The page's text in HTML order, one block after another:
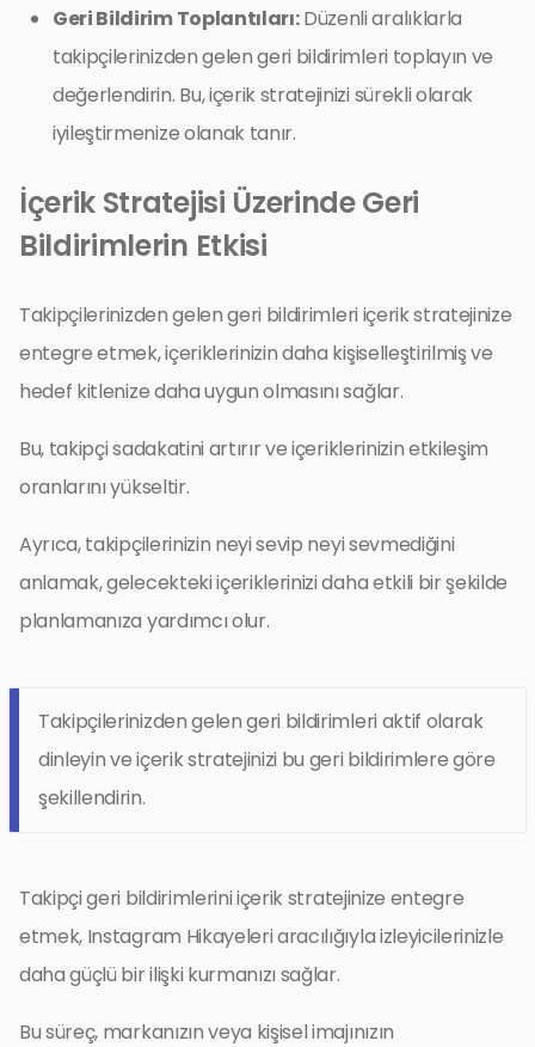
Geri Bildirim Toplantıları:Düzenli aralıklarla
takipçilerinizden gelen geri bildirimleri toplayın ve
değerlendirin. Bu, içerik stratejinizi sürekli olarak
iyileştirmenize olanak tanır.
İçerik Stratejisi Üzerinde Geri
Bildirimlerin Etkisi
Takipçilerinizden gelen geri bildirimleri içerik stratejinize
entegre etmek, içeriklerinizin daha kişiselleştirilmiş ve
hedef kitlenize daha uygun olmasını sağlar.
Bu, takipçi sadakatini artırır ve içeriklerinizin etkileşim
oranlarını yükseltir.
Ayrıca, takipçilerinizin neyi sevip neyi sevmediğini
anlamak, gelecekteki içeriklerinizi daha etkili bir şekilde
planlamanıza yardımcı olur.
Takipçilerinizden gelen geri bildirimleri aktif olarak
dinleyin ve içerik stratejinizi bu geri bildirimlere göre
şekillendirin.
Takipçi geri bildirimlerini içerik stratejinize entegre
etmek, Instagram Hikayeleri aracılığıyla izleyicilerinizle
daha güçlü bir ilişki kurmanızı sağlar.
Bu süreç, markanızın veya kişisel imajınızın